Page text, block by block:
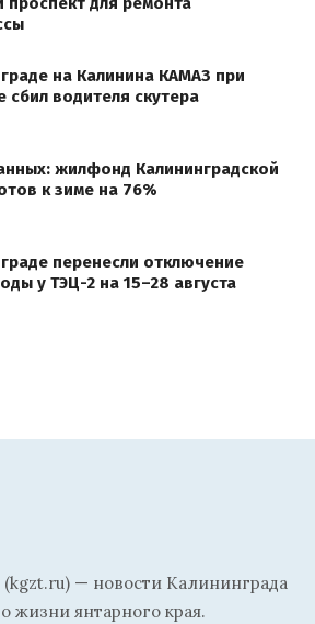
на Калинина КАМАЗ при
сбил водителя скутера
жилфонд Калининградской
к зиме на 76%
перенесли отключение
у ТЭЦ-2 на 15–28 августа
— новости Калининграда
жизни янтарного края.